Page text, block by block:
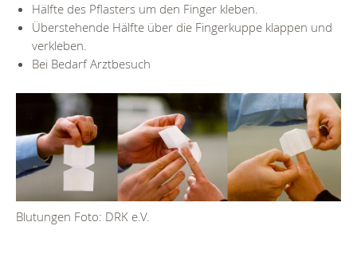
Hälfte des Pflasters um den Finger kleben.
Überstehende Hälfte über die Fingerkuppe klappen und
verkleben.
Bei Bedarf Arztbesuch
Blutungen Foto: DRK e.V.